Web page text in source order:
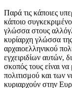
Παρά τις κάποιες
κάποιο
γλώσσα στους
κυρίαρχη γλώσσα
αρχαιοελληνικού
εγχειριδίων αυτών,
σκοπός τους είναι
πολιτισμού και των
κυριαρχούν στην